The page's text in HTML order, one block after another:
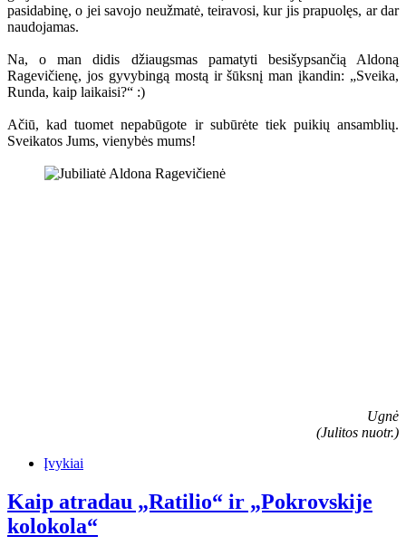
pasidabinę, o jei savojo neužmatė, teiravosi, kur jis prapuolęs, ar dar
naudojamas.
Na, o man didis džiaugsmas pamatyti besišypsančią Aldoną
Ragevičienę, jos gyvybingą mostą ir šūksnį man įkandin: „Sveika,
Runda, kaip laikaisi?“ :)
Ačiū, kad tuomet nepabūgote ir subūrėte tiek puikių ansamblių.
Sveikatos Jums, vienybės mums!
Ugnė
(Julitos nuotr.)
Įvykiai
Kaip atradau „Ratilio“ ir „Pokrovskije
kolokola“